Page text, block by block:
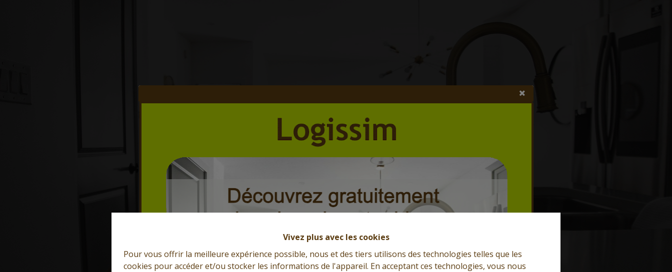
Vivez plus avec les cookies
Pour vous offrir la meilleure expérience possible, nous et des tiers utilisons des technologies telles que les
cookies pour accéder et/ou stocker les informations de l'appareil. En acceptant ces technologies, vous nous
Et l'immobilier s'exprime